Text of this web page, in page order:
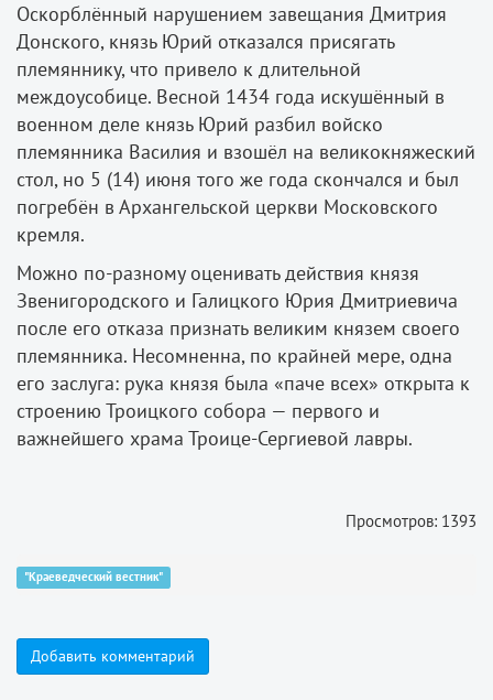
Оскорблённый нарушением завещания Дмитрия
Донского, князь Юрий отказался присягать
племяннику, что привело к длительной
междоусобице. Весной 1434 года искушённый в
военном деле князь Юрий разбил войско
племянника Василия и взошёл на великокняжеский
стол, но 5 (14) июня того же года скончался и был
погребён в Архангельской церкви Московского
кремля.
Можно по-­разному оценивать действия князя
Звенигородского и Галицкого Юрия Дмитриевича
после его отказа признать великим князем своего
племянника. Несомненна, по крайней мере, одна
его заслуга: рука князя была «паче всех» открыта к
строению Троицкого собора — первого и
важнейшего храма Троице­-Сергиевой лавры.
Просмотров: 1393
"Краеведческий вестник"
Добавить комментарий